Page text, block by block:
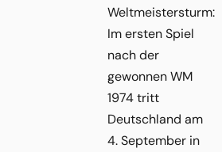
Weltmeistersturm:
Im ersten Spiel
nach der
gewonnen WM
1974 tritt
Deutschland am
4. September in